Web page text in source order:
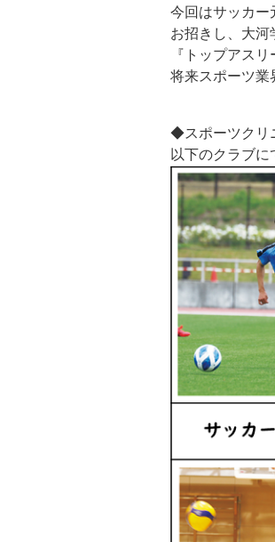
今回はサッカー
お招きし、大河
『トップアス
将来スポーツ業
◆スポーツクリ
以下のクラブに